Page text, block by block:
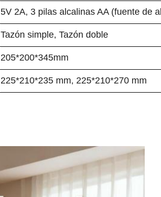
5V 2A, 3 pilas alcalinas AA (fuente de
Tazón simple, Tazón doble
205*200*345mm
225*210*235 mm, 225*210*270 mm